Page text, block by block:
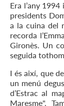
Era l’any
presidents
a la cuina del
recorda
Gironès. Un
seguida
I és així, que
un menú
d’Estrac al
Maresme".